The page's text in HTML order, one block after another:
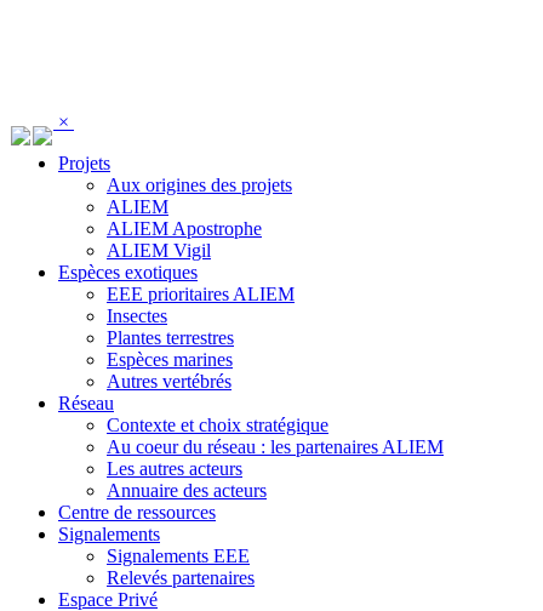
×
Projets
Aux origines des projets
ALIEM
ALIEM Apostrophe
ALIEM Vigil
Espèces exotiques
EEE prioritaires ALIEM
Insectes
Plantes terrestres
Espèces marines
Autres vertébrés
Réseau
Contexte et choix stratégique
Au coeur du réseau : les partenaires ALIEM
Les autres acteurs
Annuaire des acteurs
Centre de ressources
Signalements
Signalements EEE
Relevés partenaires
Espace Privé